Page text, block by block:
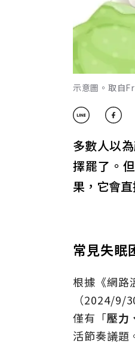
示意圖。取自
多數人以
擇罷了。但
果，它會
常見失眠
根據《網路
（2024/9/
僅有「壓力
活節奏議題